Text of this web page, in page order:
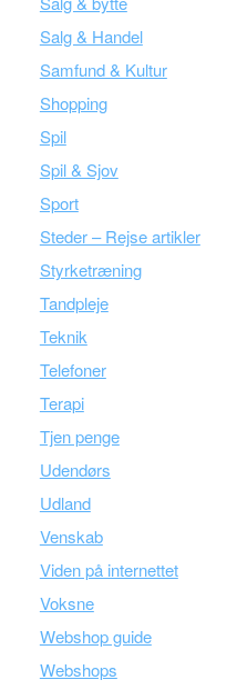
Salg & Handel
Samfund & Kultur
Shopping
Spil
Spil & Sjov
Sport
Steder – Rejse artikler
Styrketræning
Tandpleje
Teknik
Telefoner
Terapi
Tjen penge
Udendørs
Udland
Venskab
Viden på internettet
Voksne
Webshop guide
Webshops